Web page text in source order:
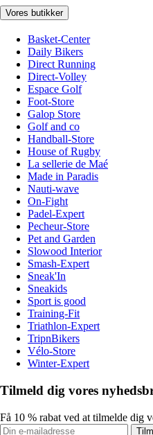
Vores butikker
Basket-Center
Daily Bikers
Direct Running
Direct-Volley
Espace Golf
Foot-Store
Galop Store
Golf and co
Handball-Store
House of Rugby
La sellerie de Maé
Made in Paradis
Nauti-wave
On-Fight
Padel-Expert
Pecheur-Store
Pet and Garden
Slowood Interior
Smash-Expert
Sneak'In
Sneakids
Sport is good
Training-Fit
Triathlon-Expert
TripnBikers
Vélo-Store
Winter-Expert
Tilmeld dig vores
Få 10 % rabat ved at tilmelde dig